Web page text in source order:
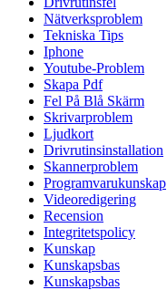
Nätverksproblem
Tekniska Tips
Iphone
Youtube-Problem
Skapa Pdf
Fel På Blå Skärm
Skrivarproblem
Ljudkort
Drivrutinsinstallation
Skannerproblem
Programvarukunskap
Videoredigering
Recension
Integritetspolicy
Kunskap
Kunskapsbas
Kunskapsbas